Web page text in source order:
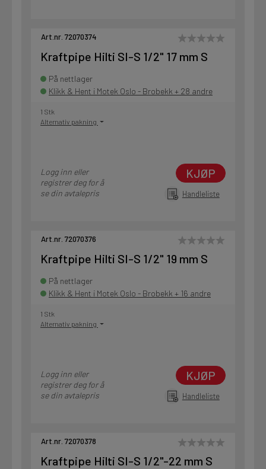
Art.nr. 72070374
Kraftpipe Hilti SI-S 1/2" 17 mm S
På nettlager
Klikk & Hent i Motek Oslo - Brobekk + 28 andre
1 Stk
Alternativ pakning
Logg inn eller
registrer deg for å
se din avtalepris
KJØP
Handleliste
Art.nr. 72070376
Kraftpipe Hilti SI-S 1/2" 19 mm S
På nettlager
Klikk & Hent i Motek Oslo - Brobekk + 16 andre
1 Stk
Alternativ pakning
Logg inn eller
registrer deg for å
se din avtalepris
KJØP
Handleliste
Art.nr. 72070378
Kraftpipe Hilti SI-S 1/2"-22 mm S